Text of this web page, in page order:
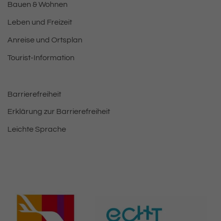
Bauen & Wohnen
Leben und Freizeit
Anreise und Ortsplan
Tourist-Information
Barrierefreiheit
Erklärung zur Barrierefreiheit
Leichte Sprache